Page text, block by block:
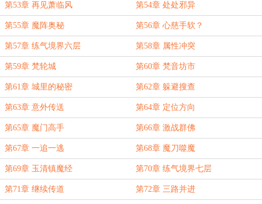
第53章 再见萧临风 第54章 处处邪异
第55章 魔阵奥秘 第56章 心慈手软？
第57章 练气境界六层 第58章 属性冲突
第59章 梵轮城 第60章 梵音坊市
第61章 城里的秘密 第62章 躲避搜查
第63章 意外传送 第64章 定位方向
第65章 魔门高手 第66章 激战群佛
第67章 一追一逃 第68章 魔刀噬魔
第69章 玉清镇魔经 第70章 练气境界七层
第71章 继续传道 第72章 三路并进